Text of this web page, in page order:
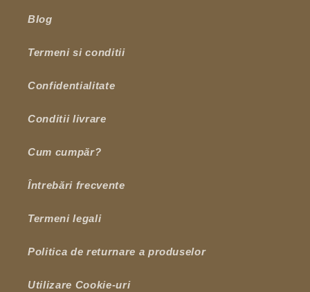
Blog
Termeni si conditii
Confidentialitate
Conditii livrare
Cum cumpăr?
Întrebări frecvente
Termeni legali
Politica de returnare a produselor
Utilizare Cookie-uri